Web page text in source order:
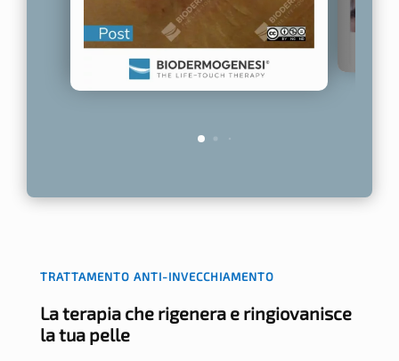
TRATTAMENTO ANTI-INVECCHIAMENTO
La terapia che rigenera e ringiovanisce
la tua pelle